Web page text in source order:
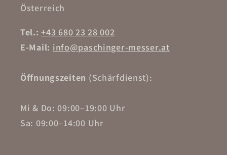
Österreich
Tel.: +43 680 23 28 002
E-Mail: info@paschinger-messer.at
Öffnungszeiten (Schärfdienst):
Mi & Do: 09:00–19:00 Uhr
Sa: 09:00–14:00 Uhr